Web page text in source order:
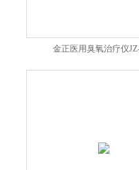
金正医用臭氧治疗仪